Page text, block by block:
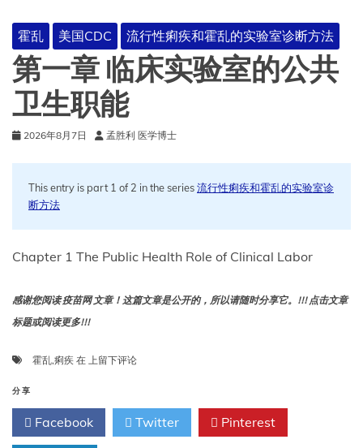
送
霍乱 美国CDC 流行性痢疾和霍乱的实验室诊断方法
第一章 临床实验室的公共
卫生职能
2026年8月7日 孟胜利 医学博士
This entry is part 1 of 2 in the series流行性痢疾和霍乱的实验室诊
断方法
Chapter 1 The Public Health Role of Clinical Labor
感谢您阅读 疫苗网 文章！这篇文章是公开的，所以请随时分享它。!!! 点击文章
标题或阅读更多!!!
霍乱,痢疾 在 第
临
床
实
上留下评论
分享
Facebook Twitter Pinterest